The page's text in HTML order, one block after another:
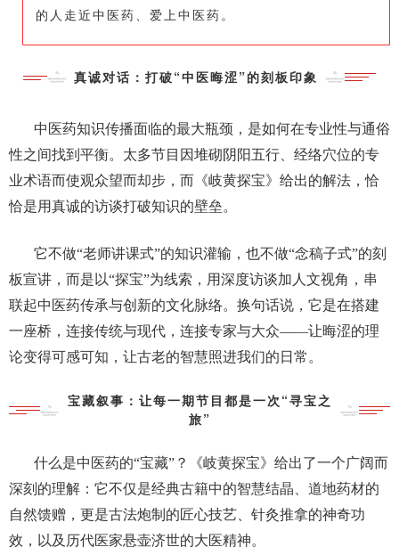
的人走近中医药、爱上中医药。
真诚对话：打破“中医晦涩”的刻板印象
中医药知识传播面临的最大瓶颈，是如何在专业性与通俗
性之间找到平衡。太多节目因堆砌阴阳五行、经络穴位的专
业术语而使观众望而却步，而《岐黄探宝》给出的解法，恰
恰是用真诚的访谈打破知识的壁垒。
它不做“老师讲课式”的知识灌输，也不做“念稿子式”的刻
板宣讲，而是以“探宝”为线索，用深度访谈加人文视角，串
联起中医药传承与创新的文化脉络。换句话说，它是在搭建
一座桥，连接传统与现代，连接专家与大众——让晦涩的理
论变得可感可知，让古老的智慧照进我们的日常。
宝藏叙事：让每一期节目都是一次“寻宝之
旅”
什么是中医药的“宝藏” ？《岐黄探宝》给出了一个广阔而
深刻的理解：它不仅是经典古籍中的智慧结晶、道地药材的
自然馈赠，更是古法炮制的匠心技艺、针灸推拿的神奇功
效，以及历代医家悬壶济世的大医精神。